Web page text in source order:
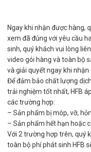
Ngay khi nhận được hàng,
xem đã đúng với yêu cầu
sinh, quý khách vui lòng
video gói hàng và toàn bộ
và giải quyết ngay khi
Để đảm bảo chất lượng
trải nghiệm tốt nhất, HFB
các trường hợp:
– Sản phẩm bị móp, vỡ,
– Sản phẩm hết hạn hoặc
Với 2 trường hợp trên, quý
toàn bộ phí phát sinh HFB